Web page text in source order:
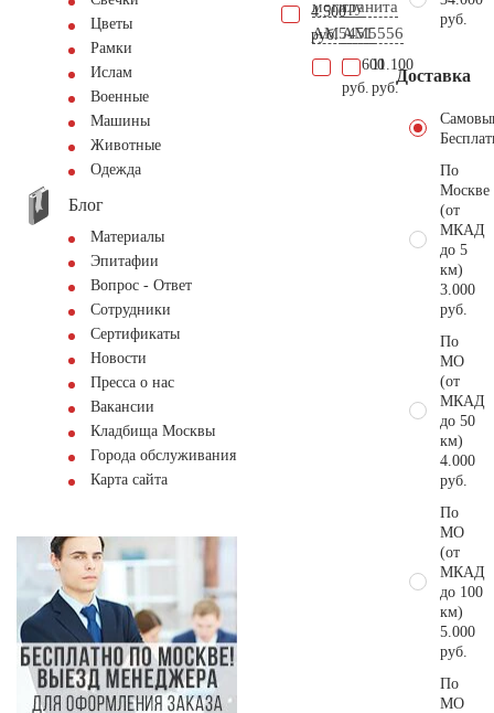
Цветы
Рамки
Ислам
Военные
Машины
Животные
Одежда
Блог
Материалы
Эпитафии
Вопрос - Ответ
Сотрудники
Сертификаты
Новости
Пресса о нас
Вакансии
Кладбища Москвы
Города обслуживания
Карта сайта
4.500
руб.
могилу
AM5451
51.600
руб.
гранита
AM5556
11.100
руб.
руб.
Доставка
По
Москве
(от
МКАД
до 5
км)
3.000
руб.
По
МО
(от
МКАД
до 50
км)
4.000
руб.
По
МО
(от
МКАД
до 100
км)
5.000
руб.
По
МО